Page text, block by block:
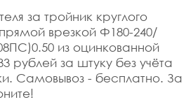
за тройник круглого
врезкой Ф180-240/
из оцинкованной
рублей за штуку без учёта
Самовывоз - бесплатно. За